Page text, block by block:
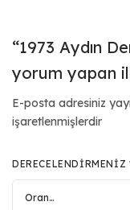
“1973 Aydın
yorum yapan
E-posta adresiniz
işaretlenmişlerdir
DERECELENDIRMENIZ